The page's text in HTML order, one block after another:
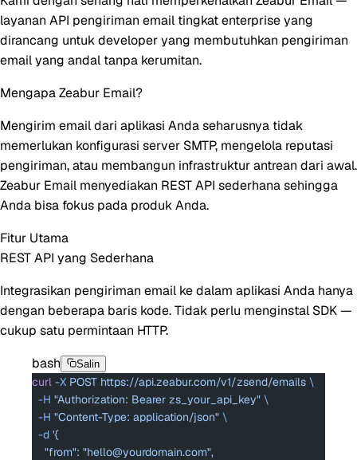
layanan API pengiriman email tingkat enterprise yang
dirancang untuk developer yang membutuhkan pengiriman
email yang andal tanpa kerumitan.
Mengapa Zeabur Email?
Mengirim email dari aplikasi Anda seharusnya tidak
memerlukan konfigurasi server SMTP, mengelola reputasi
pengiriman, atau membangun infrastruktur antrean dari awal.
Zeabur Email menyediakan REST API sederhana sehingga
Anda bisa fokus pada produk Anda.
Fitur Utama
REST API yang Sederhana
Integrasikan pengiriman email ke dalam aplikasi Anda hanya
dengan beberapa baris kode. Tidak perlu menginstal SDK —
cukup satu permintaan HTTP.
bash
Salin
curl -X POST https://api.zeabur.com/v1/zsend/emails \
  -H
"Authorization: Bearer zs_your_api_key" \
  -H
"Content-Type: application/json" \
  -d
'{
    "from": "hello@yourdomain.com",